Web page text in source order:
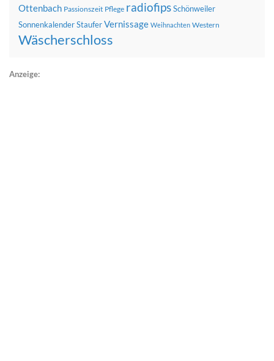
Ottenbach Passionszeit Pflege radiofipsSchönweiler
SonnenkalenderStauferVernissage Weihnachten Western
Wäscherschloss
Anzeige: